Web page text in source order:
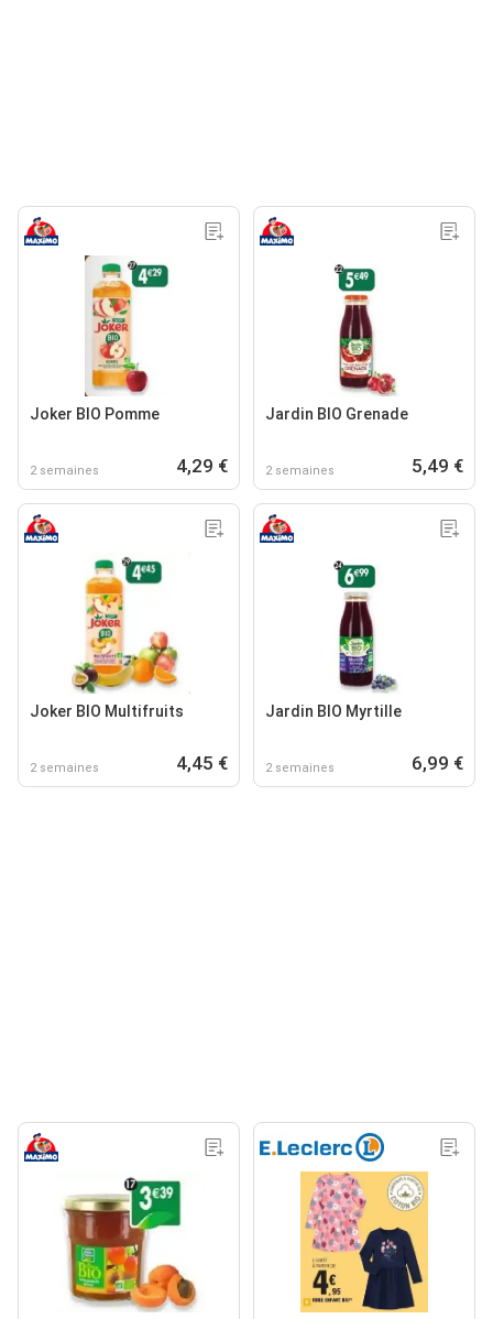
Joker BIO Pomme
2 semaines 4,29 €
Jardin BIO Grenade
2 semaines 5,49 €
Joker BIO Multifruits
2 semaines 4,45 €
Jardin BIO Myrtille
2 semaines 6,99 €